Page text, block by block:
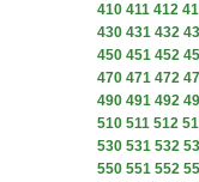
410 411 412
430 431 432
450 451 452
470 471 472
490 491 492
510 511 512
530 531 532
550 551 552